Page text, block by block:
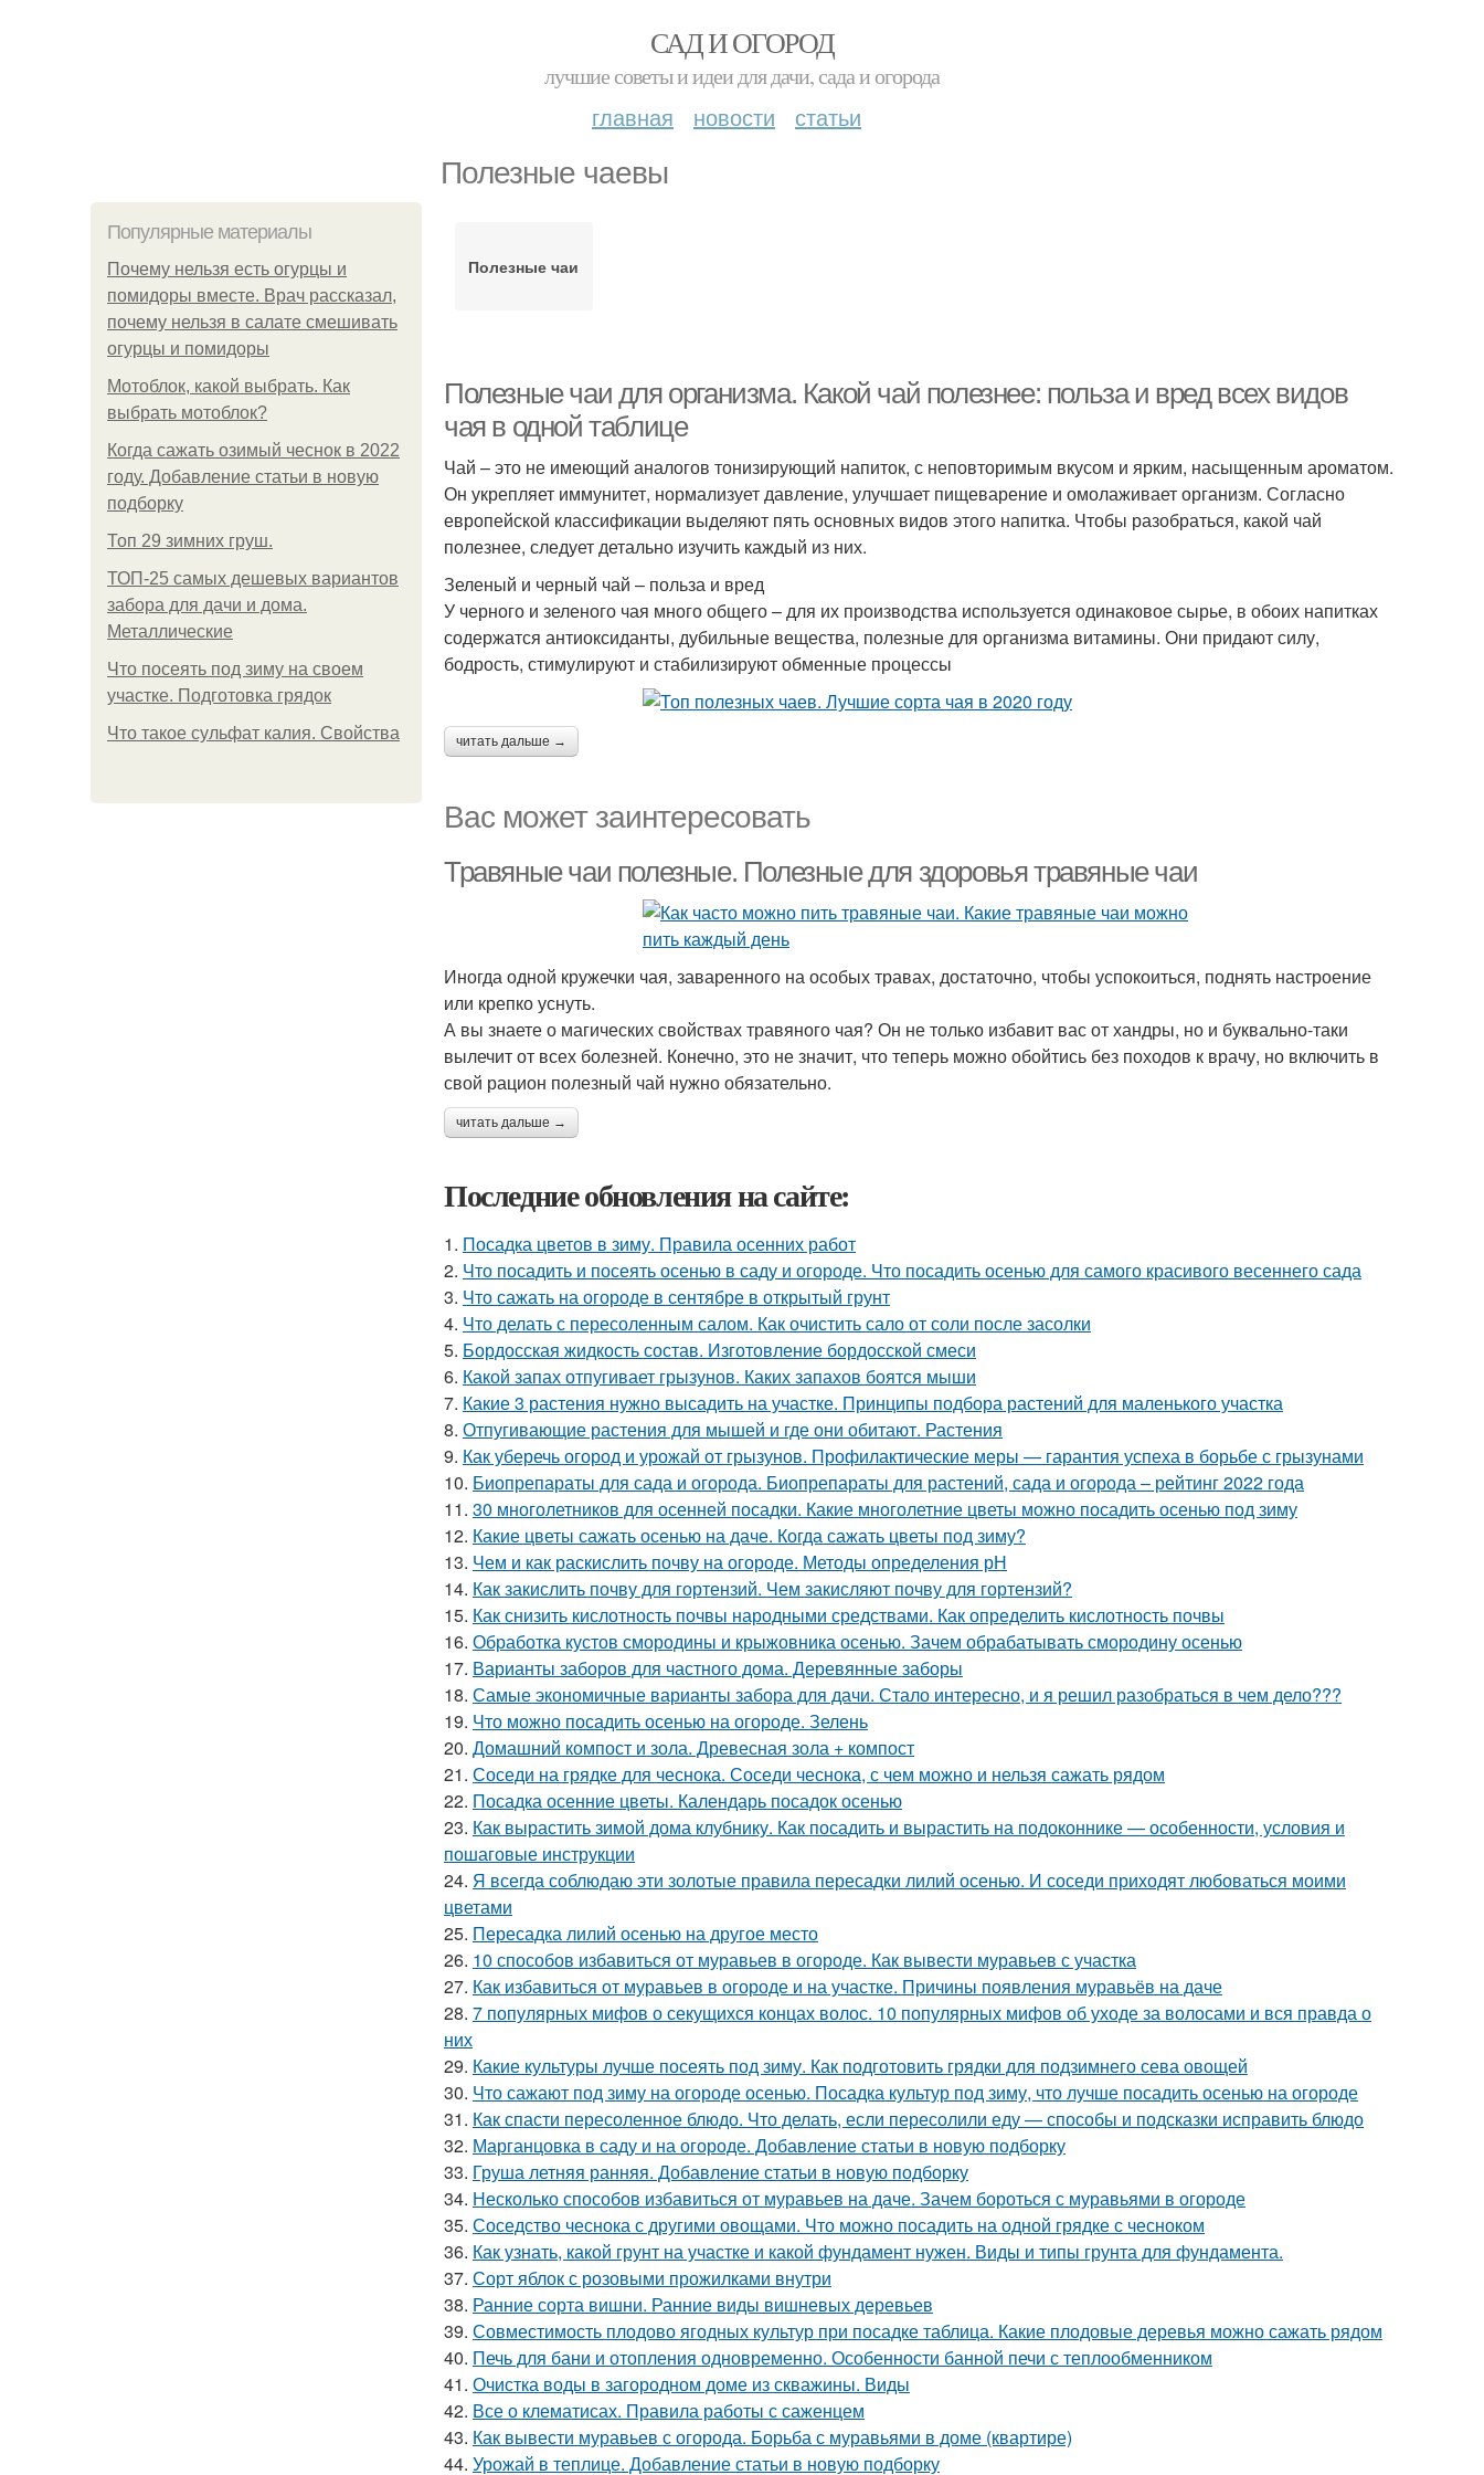
САД И ОГОРОД
лучшие советы и идеи для дачи, сада и огорода
главная новости статьи
Полезные чаевы
Популярные материалы
Почему нельзя есть огурцы и
помидоры вместе. Врач рассказал,
почему нельзя в салате смешивать
огурцы и помидоры
Мотоблок, какой выбрать. Как
выбрать мотоблок?
Когда сажать озимый чеснок в 2022
году. Добавление статьи в новую
подборку
Топ 29 зимних груш.
ТОП-25 самых дешевых вариантов
забора для дачи и дома.
Металлические
Что посеять под зиму на своем
участке. Подготовка грядок
Что такое сульфат калия. Свойства
Полезные чаи
Полезные чаи для организма. Какой чай полезнее: польза и вред всех видов
чая в одной таблице
Чай – это не имеющий аналогов тонизирующий напиток, с неповторимым вкусом и ярким, насыщенным ароматом.
Он укрепляет иммунитет, нормализует давление, улучшает пищеварение и омолаживает организм. Согласно
европейской классификации выделяют пять основных видов этого напитка. Чтобы разобраться, какой чай
полезнее, следует детально изучить каждый из них.
Зеленый и черный чай – польза и вред
У черного и зеленого чая много общего – для их производства используется одинаковое сырье, в обоих напитках
содержатся антиоксиданты, дубильные вещества, полезные для организма витамины. Они придают силу,
бодрость, стимулируют и стабилизируют обменные процессы
читать дальше →
Вас может заинтересовать
Травяные чаи полезные. Полезные для здоровья травяные чаи
Иногда одной кружечки чая, заваренного на особых травах, достаточно, чтобы успокоиться, поднять настроение
или крепко уснуть.
А вы знаете о магических свойствах травяного чая? Он не только избавит вас от хандры, но и буквально-таки
вылечит от всех болезней. Конечно, это не значит, что теперь можно обойтись без походов к врачу, но включить в
свой рацион полезный чай нужно обязательно.
читать дальше →
Последние обновления на сайте:
1. Посадка цветов в зиму. Правила осенних работ
2. Что посадить и посеять осенью в саду и огороде. Что посадить осенью для самого красивого весеннего сада
3. Что сажать на огороде в сентябре в открытый грунт
4. Что делать с пересоленным салом. Как очистить сало от соли после засолки
5. Бордосская жидкость состав. Изготовление бордосской смеси
6. Какой запах отпугивает грызунов. Каких запахов боятся мыши
7. Какие 3 растения нужно высадить на участке. Принципы подбора растений для маленького участка
8. Отпугивающие растения для мышей и где они обитают. Растения
9. Как уберечь огород и урожай от грызунов. Профилактические меры — гарантия успеха в борьбе с грызунами
10. Биопрепараты для сада и огорода. Биопрепараты для растений, сада и огорода – рейтинг 2022 года
11. 30 многолетников для осенней посадки. Какие многолетние цветы можно посадить осенью под зиму
12. Какие цветы сажать осенью на даче. Когда сажать цветы под зиму?
13. Чем и как раскислить почву на огороде. Методы определения рН
14. Как закислить почву для гортензий. Чем закисляют почву для гортензий?
15. Как снизить кислотность почвы народными средствами. Как определить кислотность почвы
16. Обработка кустов смородины и крыжовника осенью. Зачем обрабатывать смородину осенью
17. Варианты заборов для частного дома. Деревянные заборы
18. Самые экономичные варианты забора для дачи. Стало интересно, и я решил разобраться в чем дело???
19. Что можно посадить осенью на огороде. Зелень
20. Домашний компост и зола. Древесная зола + компост
21. Соседи на грядке для чеснока. Соседи чеснока, с чем можно и нельзя сажать рядом
22. Посадка осенние цветы. Календарь посадок осенью
23. Как вырастить зимой дома клубнику. Как посадить и вырастить на подоконнике — особенности, условия и
пошаговые инструкции
24. Я всегда соблюдаю эти золотые правила пересадки лилий осенью. И соседи приходят любоваться моими
цветами
25. Пересадка лилий осенью на другое место
26. 10 способов избавиться от муравьев в огороде. Как вывести муравьев с участка
27. Как избавиться от муравьев в огороде и на участке. Причины появления муравьёв на даче
28. 7 популярных мифов о секущихся концах волос. 10 популярных мифов об уходе за волосами и вся правда о
них
29. Какие культуры лучше посеять под зиму. Как подготовить грядки для подзимнего сева овощей
30. Что сажают под зиму на огороде осенью. Посадка культур под зиму, что лучше посадить осенью на огороде
31. Как спасти пересоленное блюдо. Что делать, если пересолили еду — способы и подсказки исправить блюдо
32. Марганцовка в саду и на огороде. Добавление статьи в новую подборку
33. Груша летняя ранняя. Добавление статьи в новую подборку
34. Несколько способов избавиться от муравьев на даче. Зачем бороться с муравьями в огороде
35. Соседство чеснока с другими овощами. Что можно посадить на одной грядке с чесноком
36. Как узнать, какой грунт на участке и какой фундамент нужен. Виды и типы грунта для фундамента.
37. Сорт яблок с розовыми прожилками внутри
38. Ранние сорта вишни. Ранние виды вишневых деревьев
39. Совместимость плодово ягодных культур при посадке таблица. Какие плодовые деревья можно сажать рядом
40. Печь для бани и отопления одновременно. Особенности банной печи с теплообменником
41. Очистка воды в загородном доме из скважины. Виды
42. Все о клематисах. Правила работы с саженцем
43. Как вывести муравьев с огорода. Борьба с муравьями в доме (квартире)
44. Урожай в теплице. Добавление статьи в новую подборку